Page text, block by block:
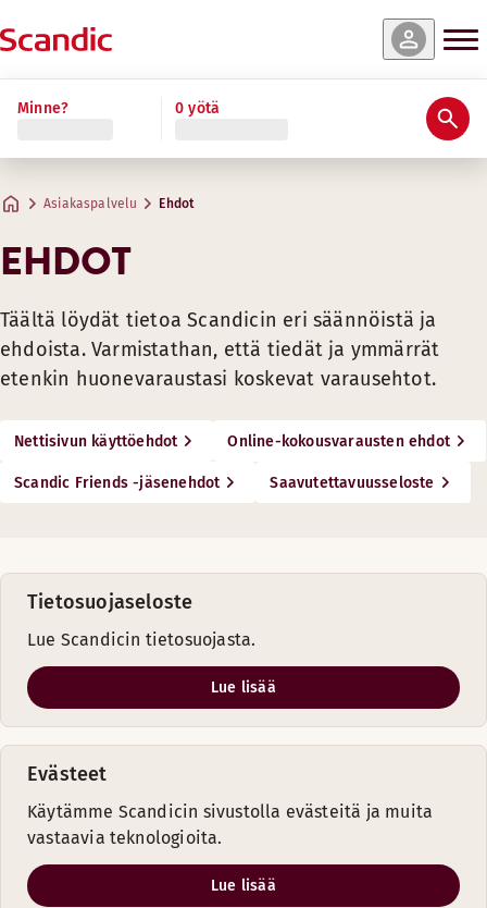
Minne? 0 yötä
Asiakaspalvelu Ehdot
EHDOT
Täältä löydät tietoa Scandicin eri säännöistä ja
ehdoista. Varmistathan, että tiedät ja ymmärrät
etenkin huonevaraustasi koskevat varausehtot.
Nettisivun käyttöehdot Online-kokousvarausten ehdot
Scandic Friends -jäsenehdot Saavutettavuusseloste
Tietosuojaseloste
Lue Scandicin tietosuojasta.
Lue lisää
Evästeet
Käytämme Scandicin sivustolla evästeitä ja muita
vastaavia teknologioita.
Lue lisää